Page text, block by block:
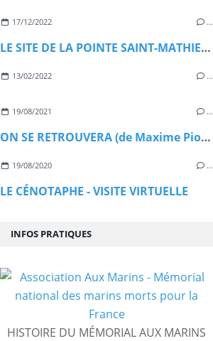
17/12/2022 …
LE SITE DE LA POINTE SAINT-MATHIEU BIENTÔT CLASSÉ
13/02/2022 …
19/08/2021 …
ON SE RETROUVERA (de Maxime Piolot)
19/08/2020 …
LE CÉNOTAPHE - VISITE VIRTUELLE
INFOS PRATIQUES
HISTOIRE DU MÉMORIAL AUX MARINS